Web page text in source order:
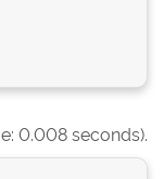
0.008 seconds).